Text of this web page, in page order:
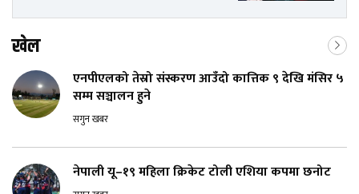
खेल
एनपीएलको तेस्रो संस्करण आउँदो कात्तिक ९ देखि मंसिर ५
सम्म सञ्चालन हुने
सगुन खबर
नेपाली यू–१९ महिला क्रिकेट टोली एशिया कपमा छनोट